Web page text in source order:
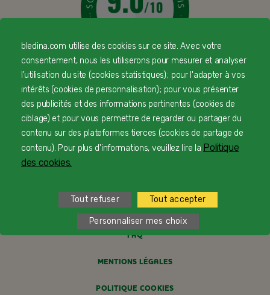
© Copyright Blédina 2025. Tous droits réservés
CONTACTEZ-NOUS
PROFESSIONNELS DE SANTÉ
FAQ
MENTIONS LÉGALES
POLITIQUE COOKIES
bledina.com utilise des cookies sur ce site. Avec votre
consentement, nous les utiliserons pour mesurer et analyser
l'utilisation du site (cookies statistiques) ; pour l'adapter à vos
intérêts (cookies de personnalisation) ; pour vous présenter
des publicités et des informations pertinentes (cookies de
ciblage) et pour vous permettre de regarder ou partager du
contenu sur des plateformes tierces (cookies de partage de
contenu). Pour plus d'informations, veuillez lire la Politique
des cookies.
Tout refuser Tout accepter
Personnaliser mes choix